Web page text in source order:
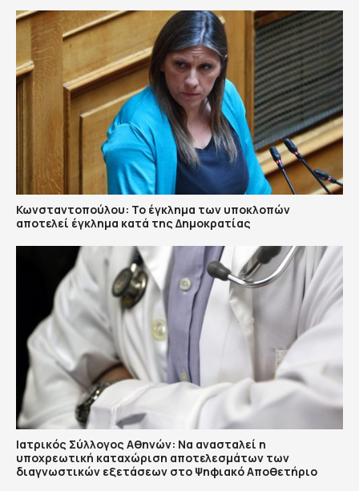
Κωνσταντοπούλου: Το έγκλημα των υποκλοπών
αποτελεί έγκλημα κατά της Δημοκρατίας
Ιατρικός Σύλλογος Αθηνών: Να ανασταλεί η
υποχρεωτική καταχώριση αποτελεσμάτων των
διαγνωστικών εξετάσεων στο Ψηφιακό Αποθετήριο